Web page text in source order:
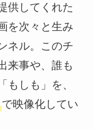
供してくれた
を次々と生み
ネル。このチ
来事や、誰も
もしも」を、
で映像化してい